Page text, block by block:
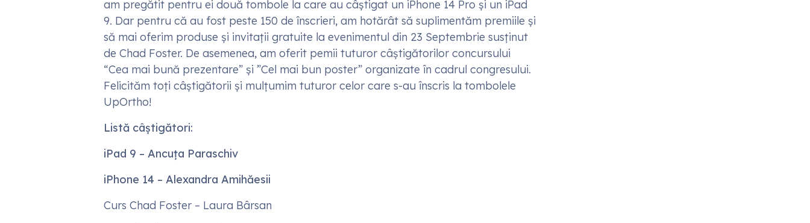
am pregătit pentru ei două tombole la care au câștigat un iPhone 14 Pro și un iPad
9. Dar pentru că au fost peste 150 de înscrieri, am hotărât să suplimentăm premiile și
să mai oferim produse și invitații gratuite la evenimentul din 23 Septembrie susținut
de Chad Foster. De asemenea, am oferit pemii tuturor câștigătorilor concursului
“Cea mai bună prezentare” și ”Cel mai bun poster” organizate în cadrul congresului.
Felicităm toți câștigătorii și mulțumim tuturor celor care s-au înscris la tombolele
UpOrtho!
Listă câștigători:
iPad 9 – Ancuța Paraschiv
iPhone 14 – Alexandra Amihăesii
Curs Chad Foster – Laura Bârsan